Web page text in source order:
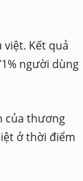
Kết quả
người dùng
của thương
ở thời điểm